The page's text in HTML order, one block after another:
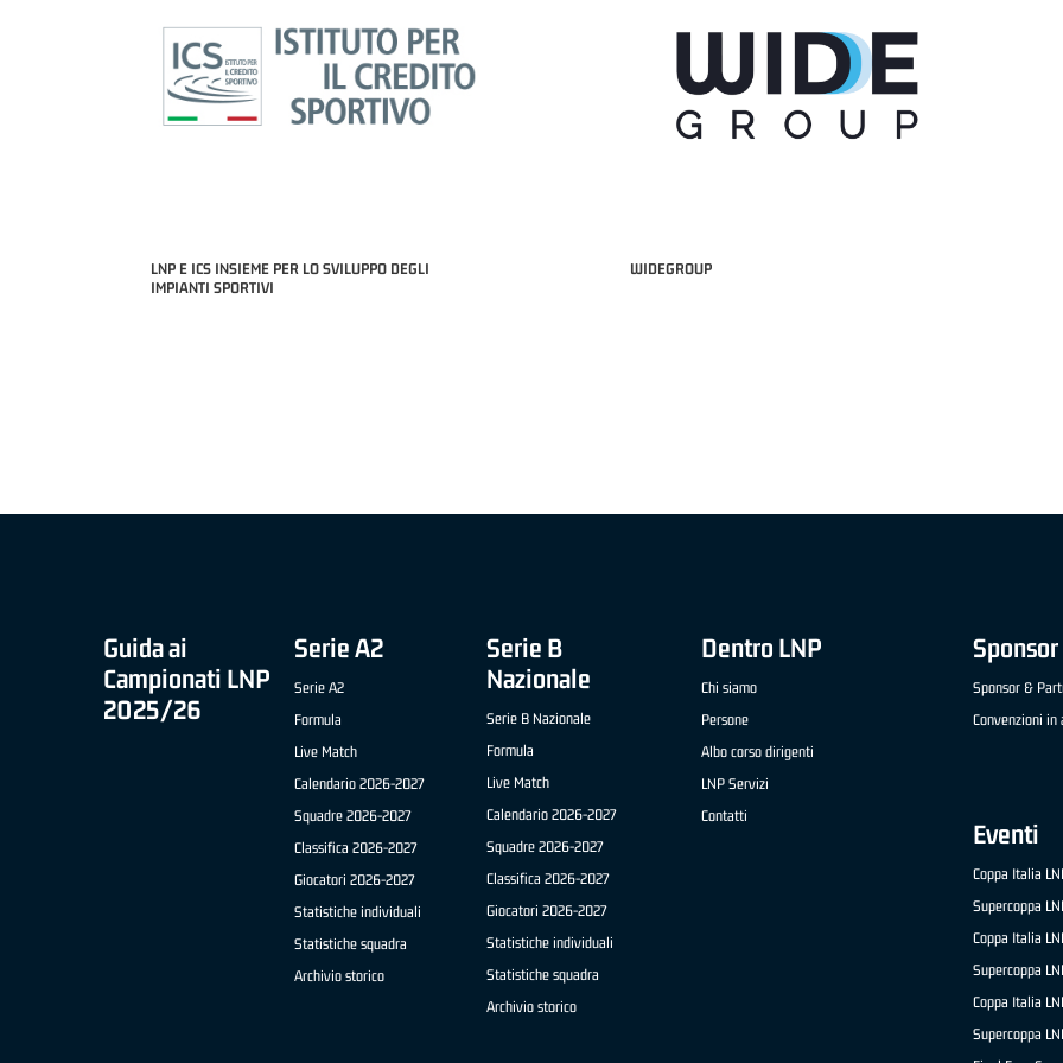
LNP E ICS INSIEME PER LO SVILUPPO DEGLI
IMPIANTI SPORTIVI
WIDEGROUP
Guida ai
Campionati LNP
2025/26
Serie A2
Serie A2
Formula
Live Match
Calendario 2026-2027
Squadre 2026-2027
Classifica 2026-2027
Giocatori 2026-2027
Statistiche individuali
Statistiche squadra
Archivio storico
Serie B
Nazionale
Serie B Nazionale
Formula
Live Match
Calendario 2026-2027
Squadre 2026-2027
Classifica 2026-2027
Giocatori 2026-2027
Statistiche individuali
Statistiche squadra
Archivio storico
Dentro LNP
Chi siamo
Persone
Albo corso dirigenti
LNP Servizi
Contatti
Sponsor &
Convenzioni in
Eventi
Coppa Italia
Supercoppa
Coppa Italia
Supercoppa
Coppa Italia
Supercoppa